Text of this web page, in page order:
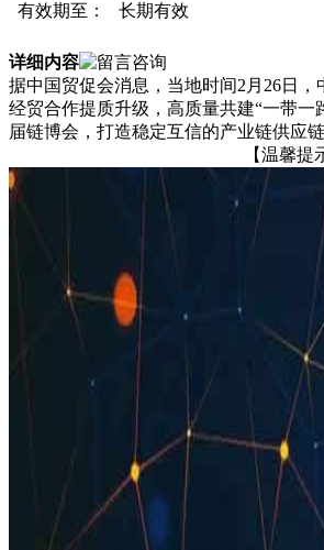
有效期至：
长期有效
详细内容
据中国贸促会消息，当地时间2月26日
经贸合作提质升级，高质量共建“一带
届链博会，打造稳定互信的产业链供应链
【温馨